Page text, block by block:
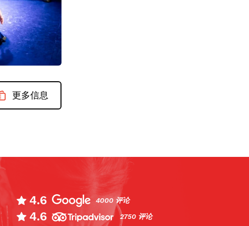
更多信息
Madrid has its fair share of tablaos (flamenco
4.6 4000 评论
4.6 2750 评论